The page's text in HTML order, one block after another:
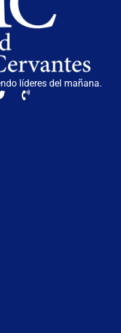
líderes del mañana.